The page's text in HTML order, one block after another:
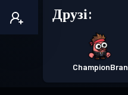
Друзі:
ChampionBran